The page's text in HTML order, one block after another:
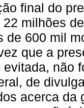
final do
milhões
de 600 mil
que a
não
de
acerca da